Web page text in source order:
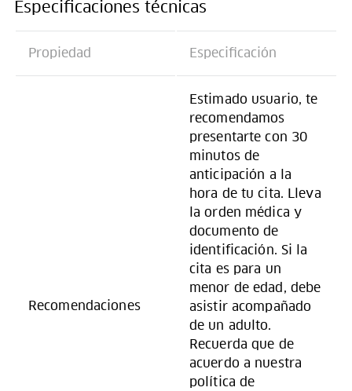
Especificaciones técnicas
Propiedad Especificación
Recomendaciones
Estimado usuario, te
recomendamos
presentarte con 30
minutos de
anticipación a la
hora de tu cita. Lleva
la orden médica y
documento de
identificación. Si la
cita es para un
menor de edad, debe
asistir acompañado
de un adulto.
Recuerda que de
acuerdo a nuestra
política de